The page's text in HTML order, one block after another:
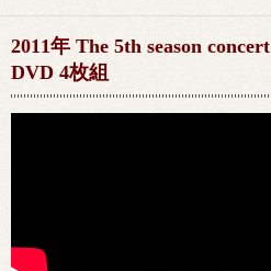
2011年 The 5th season concert
DVD 4枚組